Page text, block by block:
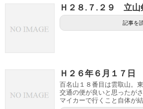
Ｈ２８.７.２９ 立山
記事を
Ｈ２６年６月１７日
百名山１８番目は雲取山。
交通の便が良いと思ったが
マイカーで行くこと自体が